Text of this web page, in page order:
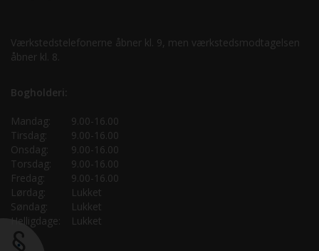
Værkstedstelefonerne åbner kl. 9, men værkstedsmodtagelsen
åbner kl. 8.
Bogholderi:
Mandag:
9.00-16.00
Tirsdag:
9.00-16.00
Onsdag:
9.00-16.00
Torsdag:
9.00-16.00
Fredag:
9.00-16.00
Lørdag:
Lukket
Søndag:
Lukket
Helligdage:
Lukket